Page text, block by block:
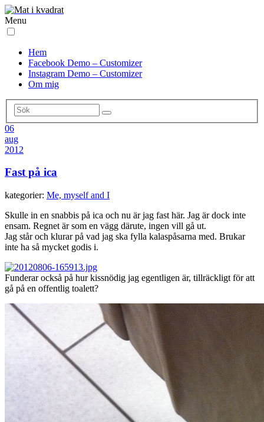
Menu
Hem
Facebook Demo – Customizer
Instagram Demo – Customizer
Om mig
06
aug
2012
Fast på ica
kategorier: Me, myself and I
Skulle in en snabbis på ica och nu är jag fast här. Jag är dock inte
ensam. Regnet är som en vägg därute, ingen vill gå ut.
Jag står och klurar på vad jag ska fylla kalaspåsarna med. Brukar
inte ha så mycket godis i.
Funderar också på hur kissnödig jag egentligen är, tillräckligt för att
gå på en offentlig toalett?